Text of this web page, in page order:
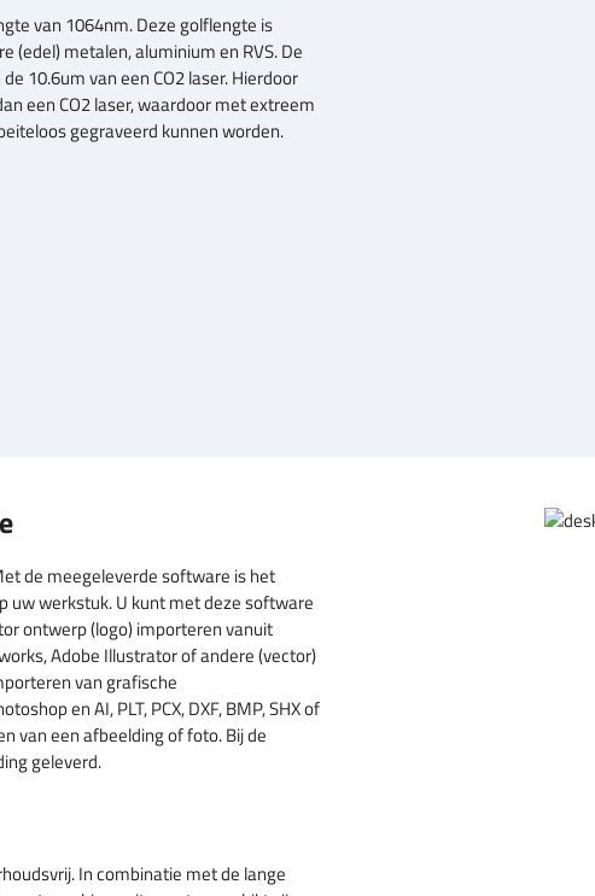
van 1064nm. Deze golflengte is
(edel) metalen, aluminium en RVS. De
10.6um van een CO2 laser. Hierdoor
een CO2 laser, waardoor met extreem
gegraveerd kunnen worden.
de meegeleverde software is het
uw werkstuk. U kunt met deze software
ontwerp (logo) importeren vanuit
Adobe Illustrator of andere (vector)
van grafische
en AI, PLT, PCX, DXF, BMP, SHX of
van een afbeelding of foto. Bij de
geleverd.
In combinatie met de lange